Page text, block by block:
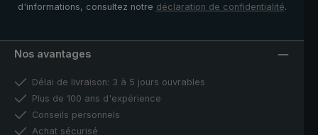
d'informations, consultez notre déclaration de confidentialité.
Nos avantages
Délai de livraison: 3 à 5 jours ouvrables
Plus de 100 ans d'expérience
Conseils personnels
Achat sécurisé